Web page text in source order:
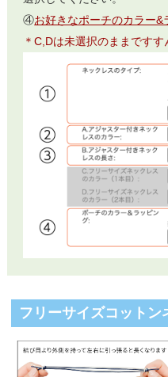
④お好きなポーチのカラー&
＊C,Dは未選択のままですす
フリーサイズコットン